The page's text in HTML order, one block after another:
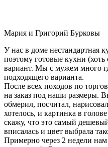
Мария и Григорий Бурковы
У нас в доме нестандартная
поэтому готовые кухни
вариант. Мы с мужем много
подходящего варианта.
После всех походов по
на заказ под наши размеры.
обмерил, посчитал,
хотелось, и картинка в
скажу, что это самый
вписалась и цвет выбрала
Примерно через 2 недели